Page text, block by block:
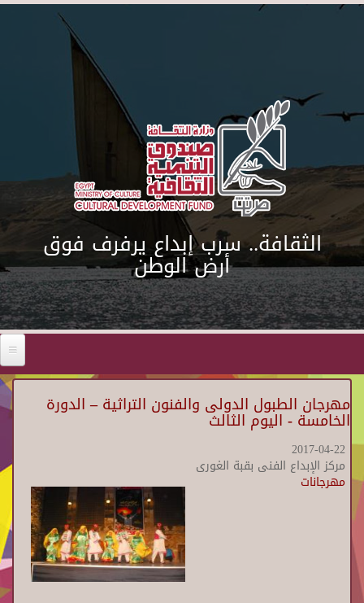
Skip to main content
الثقافة.. سرب إبداع يرفرف فوق
أرض الوطن
مهرجان الطبول الدولى والفنون التراثية – الدورة
الخامسة - اليوم الثالث
2017-04-22
مركز الإبداع الفنى بقبة الغورى
مهرجانات